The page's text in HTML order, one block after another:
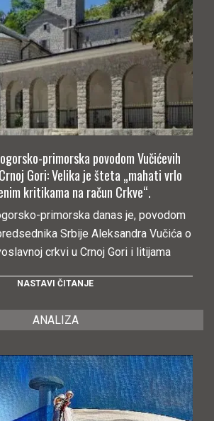
primorska povodom Vučićevih
Gori: Velika je šteta „mahati vrlo
kritikama na račun Crkve“.
primorska danas je, povodom
Srbije Aleksandra Vučića o
crkvi u Crnoj Gori i litijama
NASTAVI ČITANJE
ANALIZA